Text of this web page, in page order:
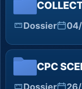
Dossier
CPC
Dossier